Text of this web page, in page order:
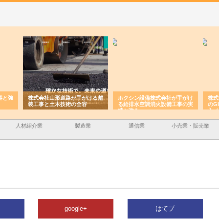
株式会社山形道路が手がける舗
装工事と土木技術の全容
ホクシン設備株式会社が手がけ
る給排水空調消火設備工事の実
績と強み
株式会社
のGISイ
入メリッ
人材紹介業 製造業 通信業 小売業・販売業
google+ はてブ